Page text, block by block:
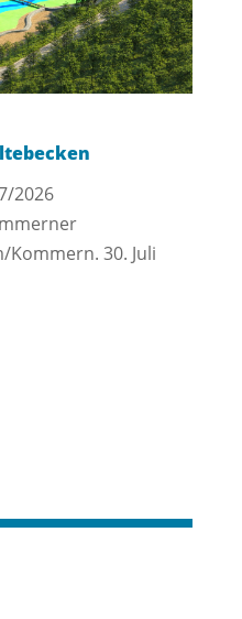
2026
Kommern. 30. Juli